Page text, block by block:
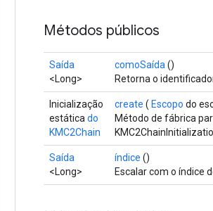
Métodos públicos
Saída
<Long>
comoSaída ()
Retorna o
Inicialização
estática do
KMC2Chain
create ( Escopo do
Método de fábrica
Saída
<Long>
índice ()
Escalar com o índice